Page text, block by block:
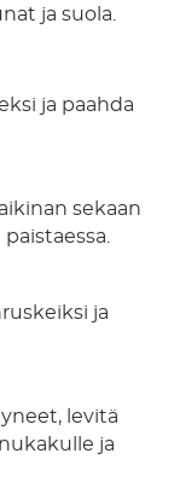
ja suola.
ja paahda
sekaan
ja
levitä
ja